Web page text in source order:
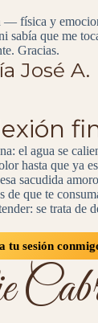
— física y
sabía que me
Gracias.
José A.
el agua se
hasta que ya
sacudida
de que te
se trata de
tu sesión